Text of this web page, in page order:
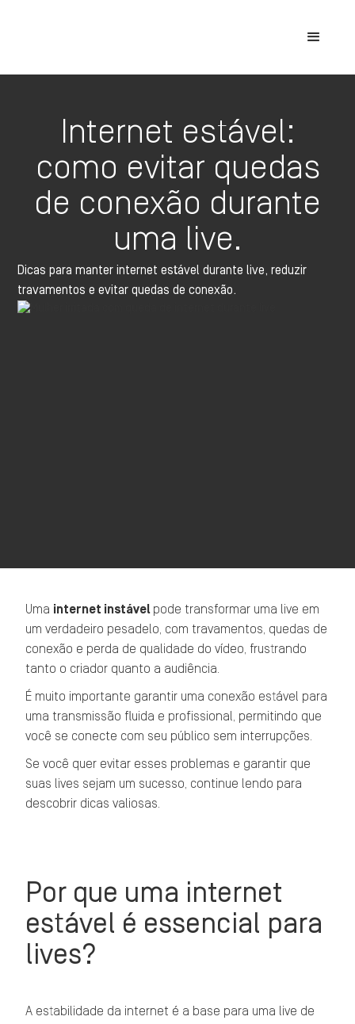
Internet estável:
como evitar quedas
de conexão durante
uma live.
Dicas para manter internet estável durante live, reduzir
travamentos e evitar quedas de conexão.
Uma internet instável pode transformar uma live em
um verdadeiro pesadelo, com travamentos, quedas de
conexão e perda de qualidade do vídeo, frustrando
tanto o criador quanto a audiência.
É muito importante garantir uma conexão estável para
uma transmissão fluida e profissional, permitindo que
você se conecte com seu público sem interrupções.
Se você quer evitar esses problemas e garantir que
suas lives sejam um sucesso, continue lendo para
descobrir dicas valiosas.
Por que uma internet
estável é essencial para
lives?
A estabilidade da internet é a base para uma live de